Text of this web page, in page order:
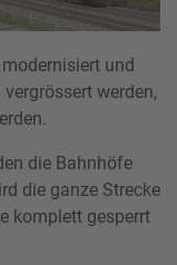
und
werden,
die Bahnhöfe
die ganze Strecke
komplett gesperrt